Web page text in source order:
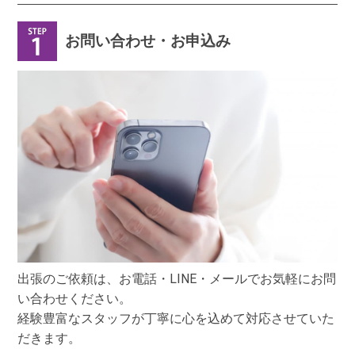
お問い合わせ・お申込み
出張のご依頼は、お電話・LINE・メールでお気軽にお問
い合わせください。
経験豊富なスタッフが丁寧に心を込めて対応させていた
だきます。